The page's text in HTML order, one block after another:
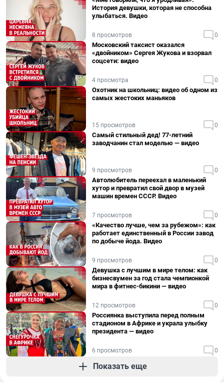
История девушки, которая не способна
улыбаться. Видео
8 просмотров 0
Московский таксист оказался
«двойником» Сергея Жукова и взорвал
соцсети: видео
4 просмотра 0
Охотник на школьниц: видео об одном из
самых жестоких маньяков
15 просмотров 0
Самый стильный дед! 77-летний
заводчанин стал моделью — видео
9 просмотров 0
Автолюбитель переехал в маленький
хутор и превратил свой двор в музей
машин времен СССР. Видео
7 просмотров 0
«Качество лучше, чем за рубежом»: как
работает единственный в России завод
по добыче йода. Видео
9 просмотров 0
Девушка с лучшим в мире телом: как
бизнесвумен за год стала чемпионкой
мира в фитнес-бикини — видео
12 просмотров 0
Россиянка выступила перед полным
стадионом в Африке и украла улыбку
президента — видео
6 просмотров 0
Показать еще